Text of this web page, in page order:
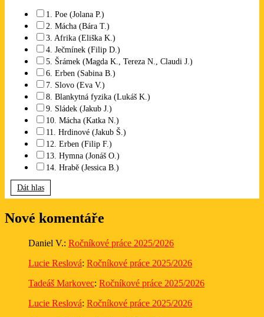
1. Poe (Jolana P.)
2. Mácha (Bára T.)
3. Afrika (Eliška K.)
4. Ječmínek (Filip D.)
5. Šrámek (Magda K., Tereza N., Claudi J.)
6. Erben (Sabina B.)
7. Slovo (Eva V.)
8. Blankytná fyzika (Lukáš K.)
9. Sládek (Jakub J.)
10. Mácha (Katka N.)
11. Hrdinové (Jakub Š.)
12. Erben (Filip F.)
13. Hymna (Jonáš O.)
14. Hrabě (Jessica B.)
Dát hlas
Nové komentáře
Daniel V.: Ročníkové práce 2025/2026
Lucie Reslová: Ročníkové práce 2025/2026
Tadeáš Markovec: Ročníkové práce 2025/2026
Lucie Reslová: Ročníkové práce 2025/2026